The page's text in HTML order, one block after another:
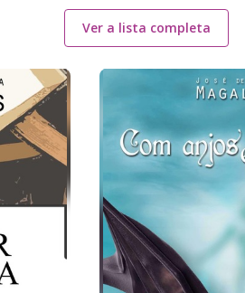
Ver a lista completa